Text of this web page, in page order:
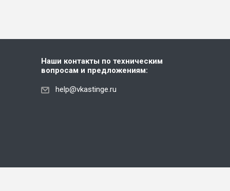
Наши контакты по техническим
вопросам и предложениям:
help@vkastinge.ru